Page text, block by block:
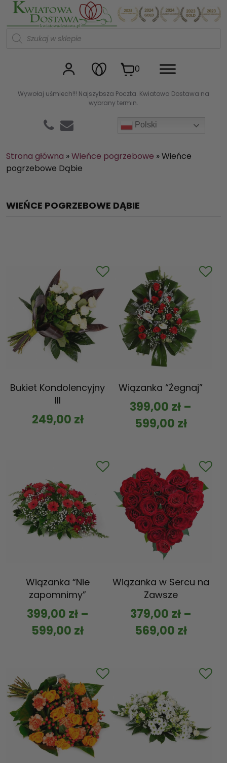
Wywołaj uśmiech!!! Najszybsza Poczta. Kwiatowa Dostawa na
wybrany termin.
Polski
Kwiaciarnia internetowa
W
d
u
k
0
Strona główna »Wieńce pogrzebowe »Wieńce
pogrzebowe Dąbie
WIEŃCE POGRZEBOWE DĄBIE
Bukiet Kondolencyjny
III
249,00 zł
Wiązanka “Żegnaj”
399,00 zł –
599,00 zł
Wiązanka “Nie
zapomnimy”
399,00 zł–
599,00 zł
Wiązanka w Sercu na
Zawsze
379,00 zł–
569,00 zł